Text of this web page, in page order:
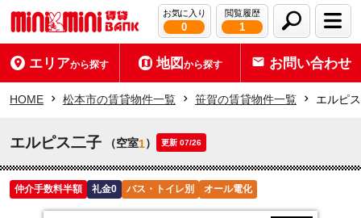
お気に入り
0
閲覧履歴
1
エリアから探す 地図から探す お問い合わせ
HOME 松本市の賃貸物件一覧 笹賀の賃貸物件一覧 エルピ
エルピス二子 （空室1） 更新 07/26
仲介手数料半額 礼金0 バス・トイレ別 オール電化